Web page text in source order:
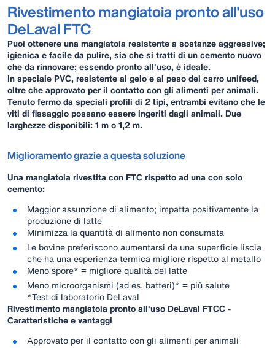
Rivestimento mangiatoia pronto all'uso
DeLaval FTC
Puoi ottenere una mangiatoia resistente a sostanze aggressive;
igienica e facile da pulire, sia che si tratti di un cemento nuovo
che da rinnovare; essendo pronto all'uso, è ideale.
In speciale PVC, resistente al gelo e al peso del carro unifeed,
oltre che approvato per il contatto con gli alimenti per animali.
Tenuto fermo da speciali profili di 2 tipi, entrambi evitano che le
viti di fissaggio possano essere ingeriti dagli animali. Due
larghezze disponibili: 1 m o 1,2 m.​​​​​​​
Miglioramento grazie a questa soluzione
Una mangiatoia rivestita con FTC rispetto ad una con solo
cemento:
Maggior assunzione di alimento; impatta positivamente la
produzione di latte
Minimizza la quantità di alimento non consumata
Le bovine preferiscono aumentarsi da una superficie liscia
che ha una esperienza termica migliore rispetto al metallo
Meno spore* = migliore qualità del latte
Meno microorganismi (ad es. batteri)* = più salute
*Test di laboratorio DeLaval
Rivestimento mangiatoia pronto all'uso DeLaval FTCC -
Caratteristiche e vantaggi
​​​​​​​​​​​​​​Approvato per il contatto con gli alimenti per animali